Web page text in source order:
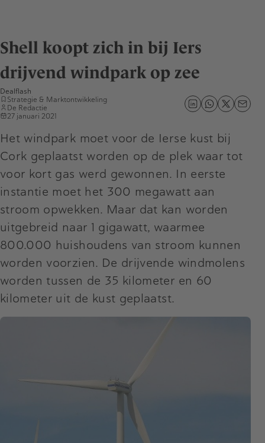
Shell koopt zich in bij Iers
drijvend windpark op zee
Dealflash
Strategie & Marktontwikkeling
De Redactie
27 januari 2021
Het windpark moet voor de Ierse kust bij
Cork geplaatst worden op de plek waar tot
voor kort gas werd gewonnen. In eerste
instantie moet het 300 megawatt aan
stroom opwekken. Maar dat kan worden
uitgebreid naar 1 gigawatt, waarmee
800.000 huishoudens van stroom kunnen
worden voorzien. De drijvende windmolens
worden tussen de 35 kilometer en 60
kilometer uit de kust geplaatst.